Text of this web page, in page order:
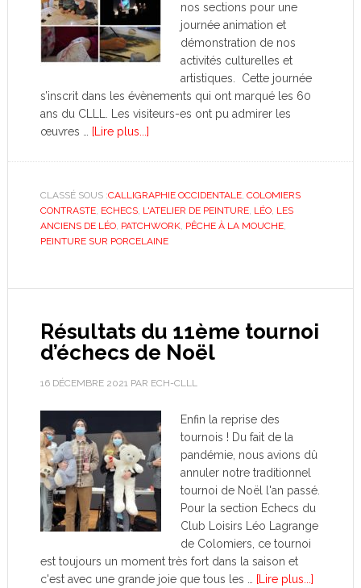
nos sections pour une
journée animation et
démonstration de nos
activités culturelles et
artistiques. Cette journée
s’inscrit dans les évènements qui ont marqué les 60
ans du CLLL. Les visiteurs-es ont pu admirer les
œuvres …
[Lire plus...]
CLASSÉ SOUS :CALLIGRAPHIE OCCIDENTALE, COLOMIERS
CONTRASTE, ECHECS, L'ATELIER DE PEINTURE, LÉO, LES
ANCIENS DE LÉO, PATCHWORK, PÊCHE À LA MOUCHE,
PEINTURE SUR PORCELAINE
Résultats du 11ème tournoi
d’échecs de Noël
16 DÉCEMBRE 2021PAR ECH-CLLL
Enfin la reprise des
tournois ! Du fait de la
pandémie, nous avions dû
annuler notre traditionnel
tournoi de Noël l'an passé.
Pour la section Echecs du
Club Loisirs Léo Lagrange
de Colomiers, ce tournoi
est toujours un moment très fort dans la saison et
c'est avec une grande joie que tous les …
[Lire plus...]